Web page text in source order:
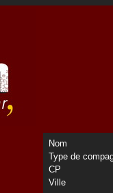
Nom
Type de
CP
Ville